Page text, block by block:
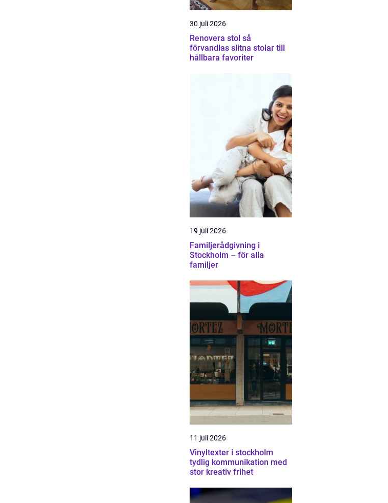
30 juli 2026
Renovera stol så
förvandlas slitna stolar till
hållbara favoriter
19 juli 2026
Familjerådgivning i
Stockholm – för alla
familjer
11 juli 2026
Vinyltexter i stockholm
tydlig kommunikation med
stor kreativ frihet